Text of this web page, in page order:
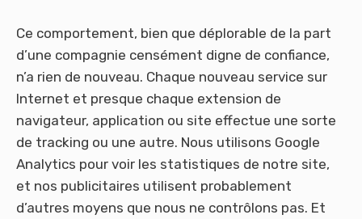
Ce comportement, bien que déplorable de la part
d’une compagnie censément digne de confiance,
n’a rien de nouveau. Chaque nouveau service sur
Internet et presque chaque extension de
navigateur, application ou site effectue une sorte
de tracking ou une autre. Nous utilisons Google
Analytics pour voir les statistiques de notre site,
et nos publicitaires utilisent probablement
d’autres moyens que nous ne contrôlons pas. Et